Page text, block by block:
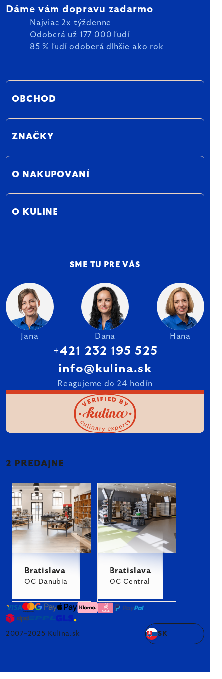
Dáme vám dopravu zadarmo
Najviac 2x týždenne
Odoberá už 177 000 ľudí
85 % ľudí odoberá dlhšie ako rok
OBCHOD
ZNAČKY
O NAKUPOVANÍ
O KULINE
SME TU PRE VÁS
Jana Dana Hana
+421 232 195 525
info@kulina.sk
Reagujeme do 24 hodín
2 PREDAJNE
Bratislava
OC Danubia
Bratislava
OC Central
2007–2025 Kulina.sk SK